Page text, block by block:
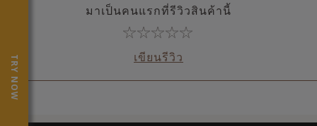
มาเป็นคนแรกที่รีวิวสินค้านี้
เขียนรีวิว
TRY NOW